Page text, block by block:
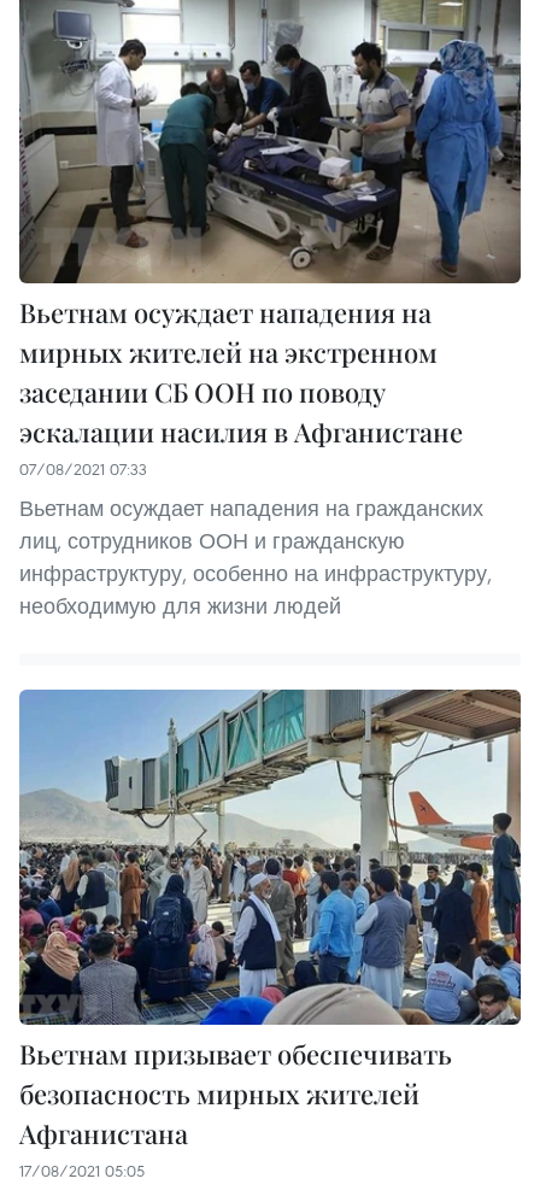
Вьетнам осуждает нападения на
мирных жителей на экстренном
заседании СБ ООН по поводу
эскалации насилия в Афганистане
07/08/2021 07:33
Вьетнам осуждает нападения на гражданских
лиц, сотрудников ООН и гражданскую
инфраструктуру, особенно на инфраструктуру,
необходимую для жизни людей
Вьетнам призывает обеспечивать
безопасность мирных жителей
Афганистана
17/08/2021 05:05